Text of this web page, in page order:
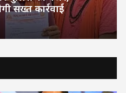
सख्त कार्रवाई